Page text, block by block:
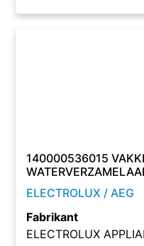
140000536015
ELECTROLUX / AEG
Fabrikant
ELECTROLUX